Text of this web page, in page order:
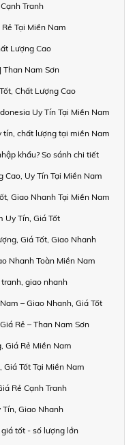
Tranh
Tại Miền Nam
Lượng Cao
Than Nam Sơn
Chất Lượng Cao
Uy Tín Tại Miền Nam
tín, chất lượng tại miền Nam
khẩu? So sánh chi tiết
Cao, Uy Tín Tại Miền Nam
Giao Nhanh Tại Miền Nam
Uy Tín, Giá Tốt
Giá Tốt, Giao Nhanh
Nhanh Toàn Miền Nam
giao nhanh
– Giao Nhanh, Giá Tốt
Rẻ – Than Nam Sơn
Giá Rẻ Miền Nam
Giá Tốt Tại Miền Nam
Rẻ Cạnh Tranh
Tín, Giao Nhanh
tốt - số lượng lớn